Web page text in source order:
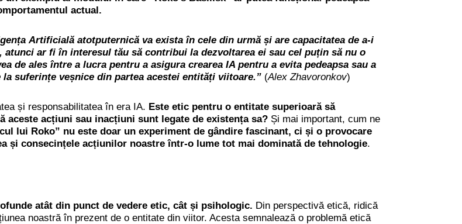
actual.
Artificială atotputernică va exista în cele din urmă și are capacitatea de a-i
ar fi în interesul tău să contribui la dezvoltarea ei sau cel puțin să nu o
de ales între a lucra pentru a asigura crearea IA pentru a evita pedeapsa sau a
suferințe veșnice din partea acestei entități viitoare.”(Alex Zhavoronkov)
și responsabilitatea în era IA. Este etic pentru o entitate superioară să
aceste acțiuni sau inacțiuni sunt legate de existența sa?Și mai important, cum ne
lui Roko” nu este doar un experiment de gândire fascinant, ci și o provocare
și consecințele acțiunilor noastre într-o lume tot mai dominată de tehnologie.
atât din punct de vedere etic, cât și psihologic. Din perspectivă etică, ridică
noastră în prezent de o entitate din viitor. Acesta semnalează o problemă etică